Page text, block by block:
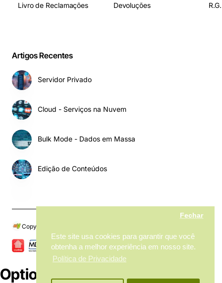
Este site usa cookies para garantir que você
obtenha a melhor experiência em nosso site.
Política de Privacidade
Fechar
Livro de Reclamações Devoluções
Artigos Recentes
Servidor Privado
Cloud - Serviços na Nuvem
Bulk Mode - Dados em Massa
Edição de Conteúdos
Copyright © 2024, My MarketPlace, Todos os Direitos Reservados
Options